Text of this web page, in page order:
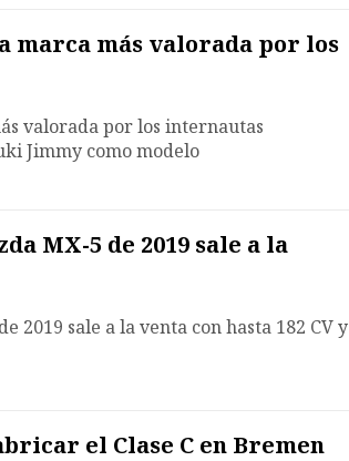
marca más valorada por los
valorada por los internautas
Jimmy como modelo
MX-5 de 2019 sale a la
2019 sale a la venta con hasta 182 CV y
el Clase C en Bremen